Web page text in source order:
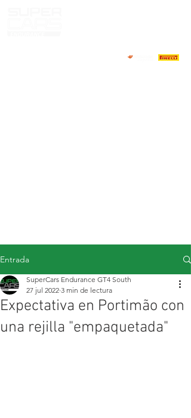
Entrada
Expectativa en Portimão con
una rejilla "empaquetada"
SuperCars Endurance GT4 South
27 jul 2022 3 min de lectura